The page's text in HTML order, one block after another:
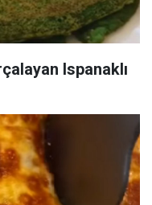
Ispanaklı